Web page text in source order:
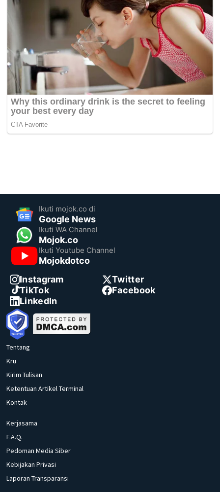
Ikuti mojok.co di
Google News
Ikuti WA Channel
Mojok.co
Ikuti Youtube Channel
Mojokdotco
Instagram
Twitter
TikTok
Facebook
LinkedIn
Tentang
Kru
Kirim Tulisan
Ketentuan Artikel Terminal
Kontak
Kerjasama
F.A.Q.
Pedoman Media Siber
Kebijakan Privasi
Laporan Transparansi